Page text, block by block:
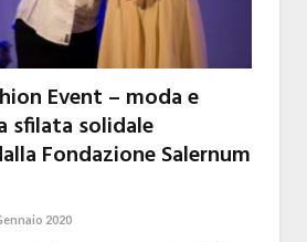
Event – moda e
sfilata solidale
Fondazione Salernum
2020